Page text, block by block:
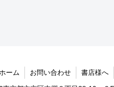
ーム お問い合わせ 書店様へ